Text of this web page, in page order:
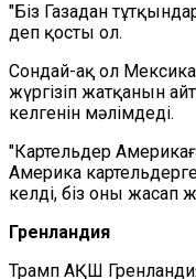
"Біз Газадан
деп қосты ол.
Сондай-ақ ол
жүргізіп жатқанын
келгенін мәлімдеді.
"Картельдер
Америка
келді, біз оны жасап
Гренландия
Трамп АҚШ